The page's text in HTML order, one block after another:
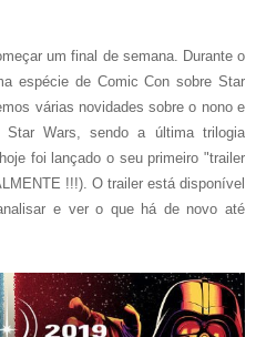
um final de semana. Durante o
espécie de Comic Con sobre Star
várias novidades sobre o nono e
Wars, sendo a última trilogia
foi lançado o seu primeiro "trailer
!!!). O trailer está disponível
e ver o que há de novo até